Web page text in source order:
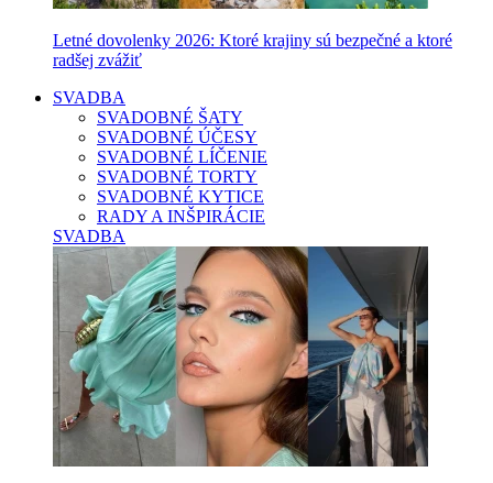
Letné dovolenky 2026: Ktoré krajiny sú bezpečné a ktoré
radšej zvážiť
SVADBA
SVADOBNÉ ŠATY
SVADOBNÉ ÚČESY
SVADOBNÉ LÍČENIE
SVADOBNÉ TORTY
SVADOBNÉ KYTICE
RADY A INŠPIRÁCIE
SVADBA